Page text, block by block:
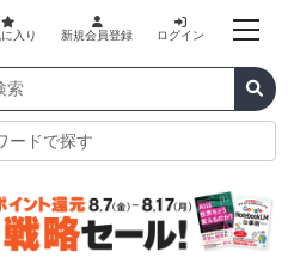
入り 新規会員登録 ログイン
ードで探す